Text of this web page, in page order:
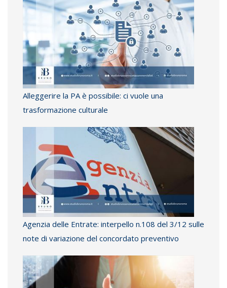
Alleggerire la PA è possibile: ci vuole una
trasformazione culturale
Agenzia delle Entrate: interpello n.108 del 3/12 sulle
note di variazione del concordato preventivo